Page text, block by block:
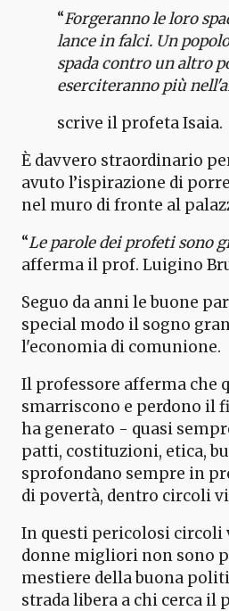
“Forgeranno le loro
lance in falci. Un
spada contro un altro
eserciteranno più
scrive il profeta Isaia.
È davvero straordinario
avuto l’ispirazione di
nel muro di fronte al
“Le parole dei profeti sono
afferma il prof. Luigino
Seguo da anni le buone
special modo il sogno
l'economia di comunione.
Il professore afferma che
smarriscono e perdono il
ha generato - quasi
patti, costituzioni, etica,
sprofondano sempre in
di povertà, dentro circoli
In questi pericolosi
donne migliori non sono
mestiere della buona
strada libera a chi cerca il